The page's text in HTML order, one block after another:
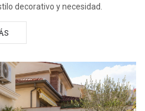
decorativo y necesidad.